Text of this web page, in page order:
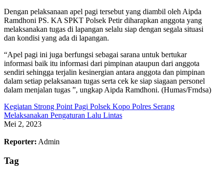
Dengan pelaksanaan apel pagi tersebut yang diambil oleh Aipda
Ramdhoni PS. KA SPKT Polsek Petir diharapkan anggota yang
melaksanakan tugas di lapangan selalu siap dengan segala situasi
dan kondisi yang ada di lapangan.
“Apel pagi ini juga berfungsi sebagai sarana untuk bertukar
informasi baik itu informasi dari pimpinan ataupun dari anggota
sendiri sehingga terjalin kesinergian antara anggota dan pimpinan
dalam setiap pelaksanaan tugas serta cek ke siap siagaan personel
dalam menjalan tugas ”, ungkap Aipda Ramdhoni. (Humas/Frndsa)
Kegiatan Strong Point Pagi Polsek Kopo Polres Serang
Melaksanakan Pengaturan Lalu Lintas
Mei 2, 2023
Reporter: Admin
Tag